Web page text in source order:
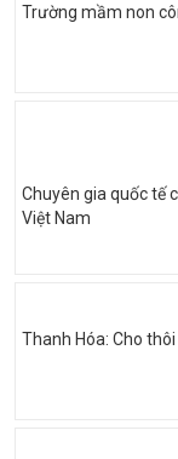
Trường mầm non
Chuyên gia quốc tế
Việt Nam
Thanh Hóa: Cho